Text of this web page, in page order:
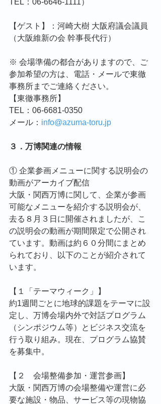
【ゲスト】：河崎大樹 大阪府議会議員
（大阪維新の会 幹事長代行）
※ 会場準備の都合がありますので、ご
参加希望の方は、電話・メールで東徹
事務所までご連絡ください。
【東徹事務所】
TEL：06-6681-0350
メール： info@azuma-toru.jp
３．万博関連の情報
① 企業参画メニューに関する説明会の
動画がアーカイブ配信
大阪・関西万博に関して、企業が参画
可能なメニューを紹介する説明会が、
去る８月３日に開催されましたが、こ
の説明会の動画が期間限定で公開され
ています。動画は約６０分間にまとめ
られており、以下のことが紹介されて
います。
【１「テーマウィーク」】
約1週間ごとに地球的課題をテーマに設
定し、万博会場内外で対話プログラム
（シンポジウム等）とビジネス交流を
行う取り組み。現在、プログラム協賛
を募集中。
【２　会場整備参加・運営参画】
大阪・関西万博の会場整備や運営に必
要な施設・物品、サービス等の現物協